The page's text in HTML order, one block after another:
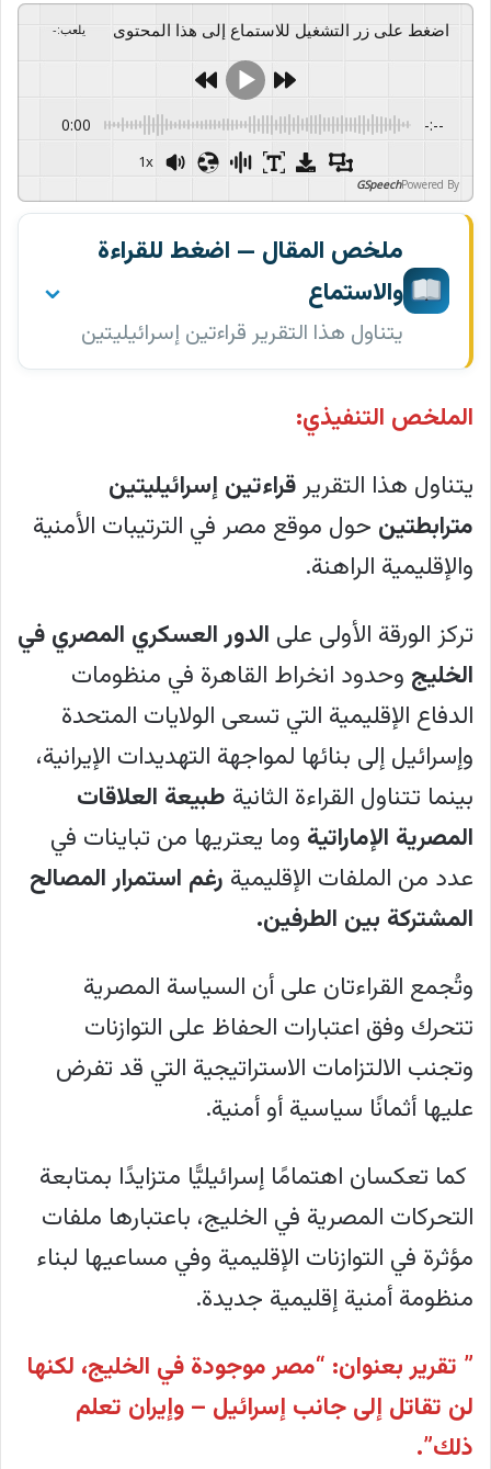
اضغط على زر التشغيل للاستماع إلى هذا المحتوى يلعب:
-
0:00 -:--
1x
Powered By
GSpeech
ملخص المقال — اضغط للقراءة
والاستماع
يتناول هذا التقرير قراءتين إسرائيليتين
متصلتين حول موقع مصر في الترتيبات
الأمنية والإقليمية الراهنة، حيث تركز
الأولى على الدور العسكري المصري في…
⌄
Powered By
GSpeech
يتناول هذا التقرير قراءتين إسرائيليتين
متصلتين حول موقع مصر في الترتيبات
الأمنية والإقليمية الراهنة، حيث تركز الأولى
على الدور العسكري المصري في الخليج
وحدود انخراط القاهرة في منظومات الدفاع
الإقليمية لمواجهة التهديدات الإيرانية، بينما
تتناول الثانية طبيعة العلاقات المصرية
الإماراتية وما يعتريها من تباينات رغم
استمرار المصالح المشتركة. تُجمع القراءتان
على أن السياسة المصرية تتحرك وفق
اعتبارات الحفاظ على التوازنات وتجنب
الالتزامات الاستراتيجية التي قد تفرض عليها
أثمانًا سياسية أو أمنية، وتعكسان اهتمامًا
في الخليج.
يشير التقرير الأول، "مصر موجودة في
الخليج، لكنها لن تقاتل إلى جانب إسرائيل –
وإيران تعلم ذلك"، إلى أن مصر تسعى
لترسيخ نفسها كمزود لا غنى عنه للأمن
الخليجي، لكنها تتجنب الاصطفاف الرسمي
مع البنية الدفاعية الإقليمية التي تسعى
الملخص التنفيذي:
يتناول هذا التقرير قراءتين إسرائيليتين
مترابطتين حول موقع مصر في الترتيبات الأمنية
والإقليمية الراهنة.
تركز الورقة الأولى على الدور العسكري المصري في
الخليج وحدود انخراط القاهرة في منظومات
الدفاع الإقليمية التي تسعى الولايات المتحدة
وإسرائيل إلى بنائها لمواجهة التهديدات الإيرانية،
بينما تتناول القراءة الثانية طبيعة العلاقات
المصرية الإماراتية وما يعتريها من تباينات في
عدد من الملفات الإقليمية رغم استمرار المصالح
المشتركة بين الطرفين.
وتُجمع القراءتان على أن السياسة المصرية
تتحرك وفق اعتبارات الحفاظ على التوازنات
وتجنب الالتزامات الاستراتيجية التي قد تفرض
عليها أثمانًا سياسية أو أمنية.
كما تعكسان اهتمامًا إسرائيليًّا متزايدًا بمتابعة
التحركات المصرية في الخليج، باعتبارها ملفات
مؤثرة في التوازنات الإقليمية وفي مساعيها لبناء
منظومة أمنية إقليمية جديدة.
” تقرير بعنوان: “مصر موجودة في الخليج، لكنها
لن تقاتل إلى جانب إسرائيل – وإيران تعلم
ذلك”.